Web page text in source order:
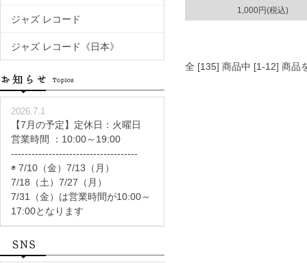
1,000円(税込)
全 [135] 商品中 [1-12] 商
ジャズ レコード
ジャズ レコード《日本》
2026.7.1
【7月の予定】定休日：火曜日
営業時間 ：10:00～19:00
-------------------------------------
◉ 7/10（金）7/13（月）
7/18（土）7/27（月）
7/31（金）は営業時間が10:00～
17:00となります